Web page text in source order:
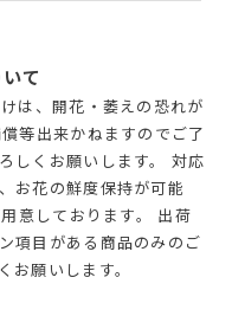
て
は、開花・萎えの恐れが
等出来かねますのでご了
しくお願いします。 対応
お花の鮮度保持が可能
意しております。 出荷
項目がある商品のみのご
願いします。